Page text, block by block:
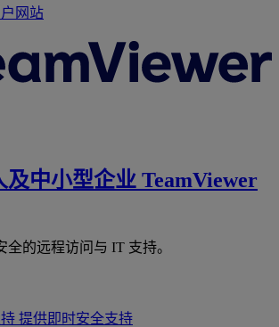
网站
及中小型企业 TeamViewer
全的远程访问与 IT 支持。
提供即时安全支持